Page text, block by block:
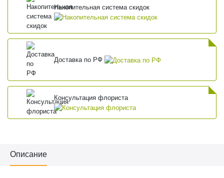
Накопительная система скидок
Доставка по РФ
Консультация флориста
Описание